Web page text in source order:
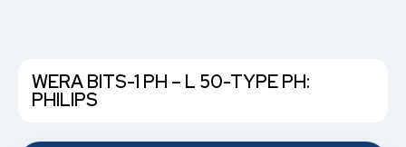
WERA BITS-1 PH – L 50-TYPE PH:
PHILIPS